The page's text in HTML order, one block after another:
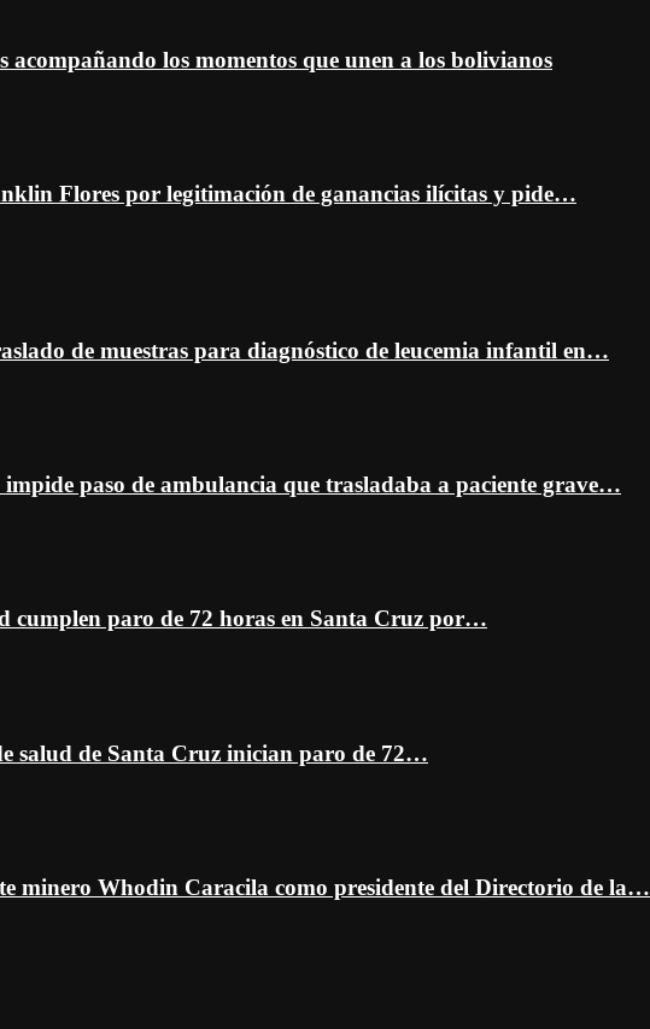
acompañando los momentos que unen a los bolivianos
Flores por legitimación de ganancias ilícitas y pide…
de muestras para diagnóstico de leucemia infantil en…
paso de ambulancia que trasladaba a paciente grave…
cumplen paro de 72 horas en Santa Cruz por…
salud de Santa Cruz inician paro de 72…
minero Whodin Caracila como presidente del Directorio de la…